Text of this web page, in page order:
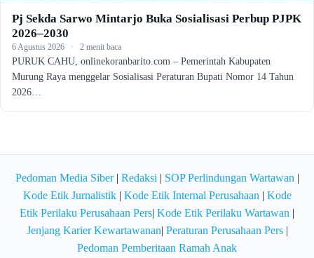
Pj Sekda Sarwo Mintarjo Buka Sosialisasi Perbup PJPK
2026–2030
6 Agustus 2026 · 2 menit baca
PURUK CAHU, onlinekoranbarito.com – Pemerintah Kabupaten
Murung Raya menggelar Sosialisasi Peraturan Bupati Nomor 14 Tahun
2026…
Pedoman Media Siber| Redaksi | SOP Perlindungan Wartawan |
Kode Etik Jurnalistik| Kode Etik Internal Perusahaan | Kode
Etik Perilaku Perusahaan Pers| Kode Etik Perilaku Wartawan |
Jenjang Karier Kewartawanan| Peraturan Perusahaan Pers|
Pedoman Pemberitaan Ramah Anak